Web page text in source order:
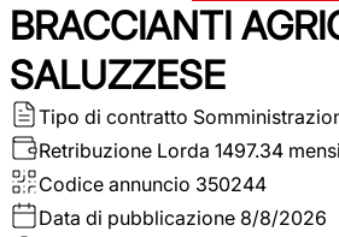
BRACCIANTI
SALUZZESE
Tipo di contratto
Retribuzione Lorda 1497.34
Codice annuncio 350244
Data di pubblicazione 8/8/2026